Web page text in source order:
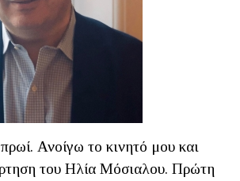
Ανοίγω το κινητό μου και
του Ηλία Μόσιαλου. Πρώτη